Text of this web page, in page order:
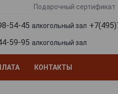
Подарочный сертификат
54-45 алкогольный зал
59-95 алкогольный зал
КОНТАКТЫ